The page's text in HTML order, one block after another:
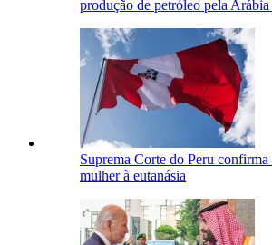
produção de petróleo pela Arábia
Suprema Corte do Peru
mulher à eutanásia